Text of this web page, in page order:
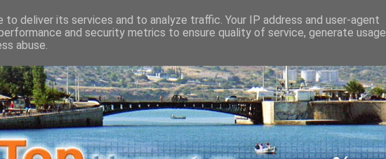
deliver its services and to analyze traffic. Your IP address and user-agent
and security metrics to ensure quality of service, generate usage
abuse.